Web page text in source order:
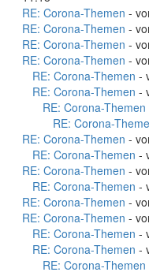
RE: Corona-Themen -
RE: Corona-Themen -
RE: Corona-Themen -
RE: Corona-Themen -
RE: Corona-Themen -
RE: Corona-Themen -
RE: Corona-Themen
RE: Corona-
RE: Corona-Themen -
RE: Corona-Themen -
RE: Corona-Themen -
RE: Corona-Themen -
RE: Corona-Themen -
RE: Corona-Themen -
RE: Corona-Themen -
RE: Corona-Themen -
RE: Corona-Themen